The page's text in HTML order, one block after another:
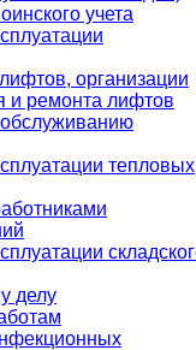
учета
организации
и ремонта лифтов
тепловых
делу